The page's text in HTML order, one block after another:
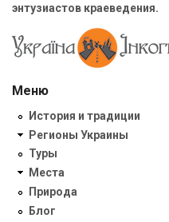
энтузиастов краеведения.
Меню
История и традиции
Регионы Украины
Туры
Места
Природа
Блог